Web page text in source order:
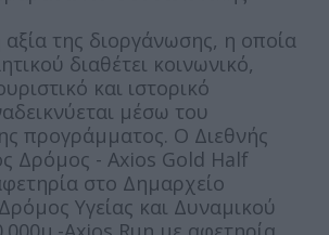
της διοργάνωσης, η οποία
διαθέτει κοινωνικό,
και ιστορικό
μέσω του
προγράμματος. Ο Διεθνής
Δρόμος - Axios Gold Half
στο Δημαρχείο
Υγείας και Δυναμικού